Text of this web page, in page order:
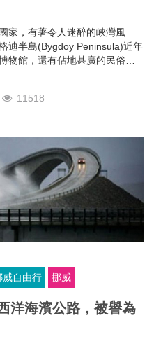
家，有著令人迷醉的峽灣風
迪半島(Bygdoy Peninsula)近年
物館，還有佔地甚廣的民俗
遊的朋友不妨去比格迪半島
土文化。
11518
威自由行 挪威
洋海濱公路，被譽為